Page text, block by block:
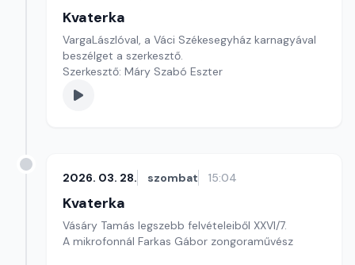
Kvaterka
VargaLászlóval, a Váci Székesegyház karnagyával
beszélget a szerkesztő.
Szerkesztő: Máry Szabó Eszter
2026. 03. 28. szombat 15:04
Kvaterka
Vásáry Tamás legszebb felvételeiből XXVI/7.
A mikrofonnál Farkas Gábor zongoraművész